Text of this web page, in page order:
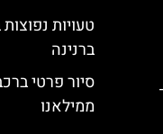
טעויות
ברנינה
סיור פרטי
ממילאנו